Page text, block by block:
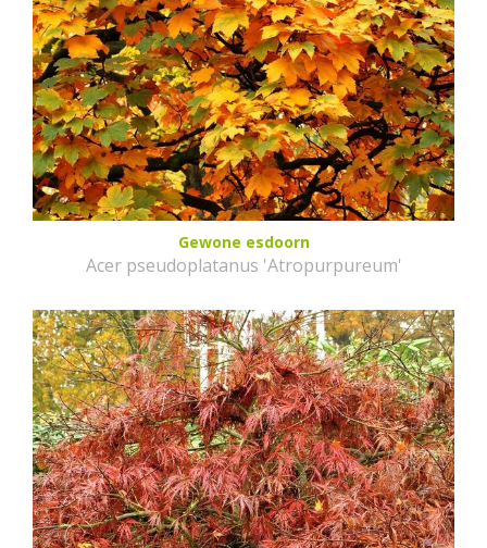
Gewone esdoorn
Acer pseudoplatanus 'Atropurpureum'